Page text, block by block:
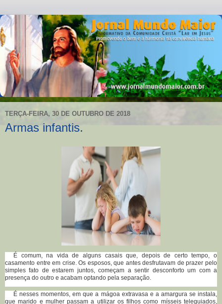
TERÇA-FEIRA, 30 DE OUTUBRO DE 2018
Armas infantis.
É comum, na vida de alguns casais que, depois de certo tempo, o
casamento entre em crise. Os esposos, que antes desfrutavam de prazer pelo
simples fato de estarem juntos, começam a sentir desconforto um com a
presença do outro e acabam optando pela separação.
É nesses momentos, em que a mágoa extravasa e a amargura se instala,
que marido e mulher passam a utilizar os filhos como mísseis teleguiados,